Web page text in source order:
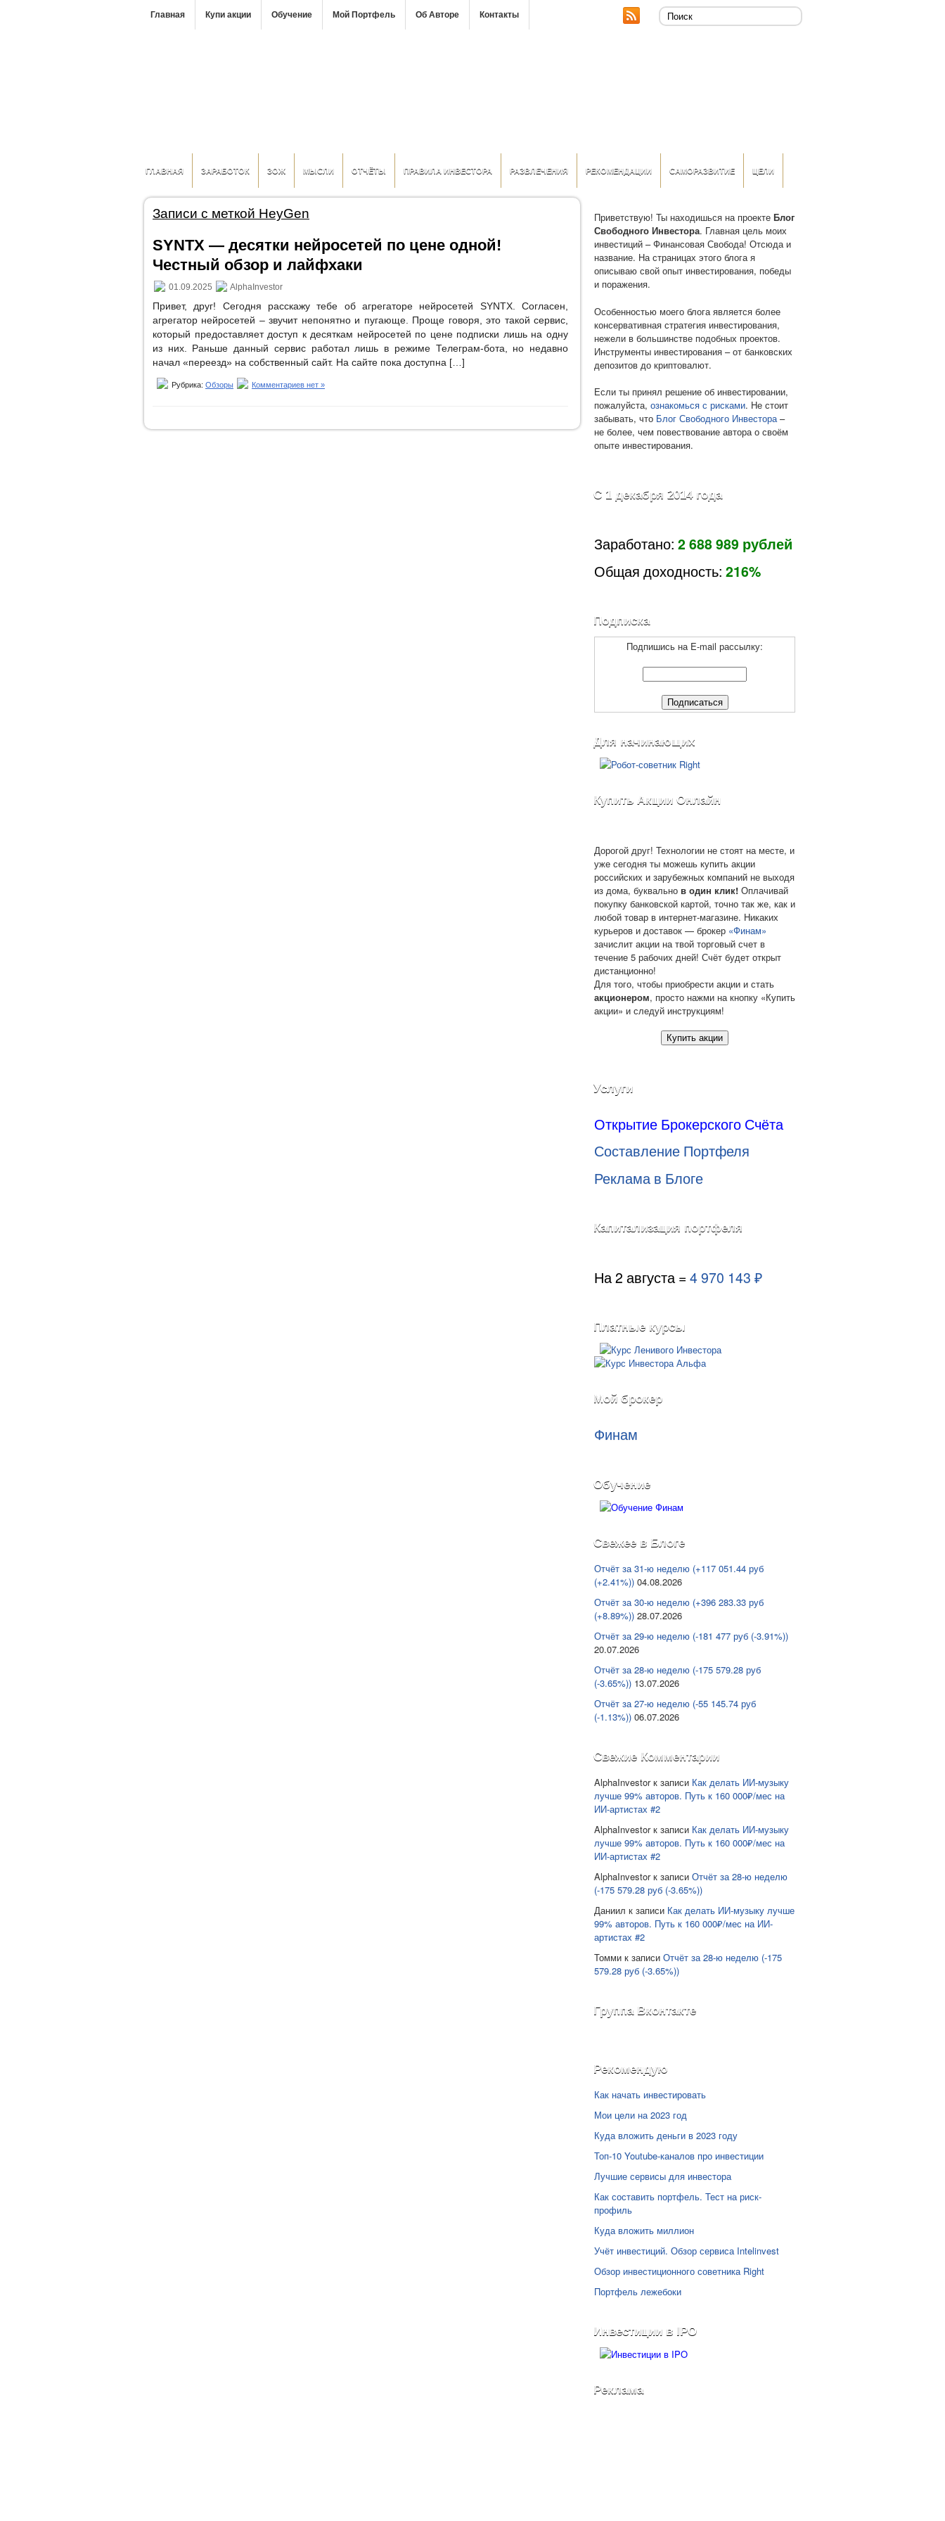
Главная Купи акции Обучение Мой Портфель Об Авторе Контакты
ГЛАВНАЯ ЗАРАБОТОК ЗОЖ МЫСЛИ ОТЧЁТЫ ПРАВИЛА ИНВЕСТОРА РАЗВЛЕЧЕНИЯ РЕКОМЕНДАЦИИ САМОРАЗВИТИЕ ЦЕЛИ
Записи с меткой HeyGen
SYNTX — десятки нейросетей по цене одной!
Честный обзор и лайфхаки
01.09.2025 AlphaInvestor
Привет, друг! Сегодня расскажу тебе об агрегаторе нейросетей SYNTX. Согласен,
агрегатор нейросетей – звучит непонятно и пугающе. Проще говоря, это такой сервис,
который предоставляет доступ к десяткам нейросетей по цене подписки лишь на одну
из них. Раньше данный сервис работал лишь в режиме Телеграм-бота, но недавно
начал «переезд» на собственный сайт. На сайте пока доступна […]
Рубрика: Обзоры Комментариев нет »
Приветствую! Ты находишься на проекте Блог
Свободного Инвестора. Главная цель моих
инвестиций – Финансовая Свобода! Отсюда и
название. На страницах этого блога я
описываю свой опыт инвестирования, победы
и поражения.
Особенностью моего блога является более
консервативная стратегия инвестирования,
нежели в большинстве подобных проектов.
Инструменты инвестирования – от банковских
депозитов до криптовалют.
Если ты принял решение об инвестировании,
пожалуйста, ознакомься с рисками. Не стоит
забывать, что Блог Свободного Инвестора–
не более, чем повествование автора о своём
опыте инвестирования.
С 1 декабря 2014 года
Заработано: 2 688 989 рублей
Общая доходность: 216%
Подписка
Подпишись на E-mail рассылку:
Для начинающих
Купить Акции Онлайн
Дорогой друг! Технологии не стоят на месте, и
уже сегодня ты можешь купить акции
российских и зарубежных компаний не выходя
из дома, буквально в один клик! Оплачивай
покупку банковской картой, точно так же, как и
любой товар в интернет-магазине. Никаких
курьеров и доставок — брокер «Финам»
зачислит акции на твой торговый счет в
течение 5 рабочих дней! Счёт будет открыт
дистанционно!
Для того, чтобы приобрести акции и стать
акционером, просто нажми на кнопку «Купить
акции» и следуй инструкциям!
Купить акции
Услуги
Открытие Брокерского Счёта
Составление Портфеля
Реклама в Блоге
Капитализация портфеля
На 2 августа = 4 970 143 ₽
Платные курсы
Мой брокер
Финам
Обучение
Свежее в Блоге
Отчёт за 31-ю неделю (+117 051.44 руб
(+2.41%)) 04.08.2026
Отчёт за 30-ю неделю (+396 283.33 руб
(+8.89%)) 28.07.2026
Отчёт за 29-ю неделю (-181 477 руб (-3.91%))
20.07.2026
Отчёт за 28-ю неделю (-175 579.28 руб
(-3.65%)) 13.07.2026
Отчёт за 27-ю неделю (-55 145.74 руб
(-1.13%)) 06.07.2026
Свежие Комментарии
AlphaInvestorк записи Как делать ИИ-музыку
лучше 99% авторов. Путь к 160 000₽/мес на
ИИ-артистах #2
AlphaInvestorк записи Как делать ИИ-музыку
лучше 99% авторов. Путь к 160 000₽/мес на
ИИ-артистах #2
AlphaInvestorк записи Отчёт за 28-ю неделю
(-175 579.28 руб (-3.65%))
Даниил к записи Как делать ИИ-музыку лучше
99% авторов. Путь к 160 000₽/мес на ИИ-
артистах #2
Томми к записи Отчёт за 28-ю неделю (-175
579.28 руб (-3.65%))
Группа Вконтакте
Рекомендую
Как начать инвестировать
Мои цели на 2023 год
Куда вложить деньги в 2023 году
Топ-10 Youtube-каналов про инвестиции
Лучшие сервисы для инвестора
Как составить портфель. Тест на риск-
профиль
Куда вложить миллион
Учёт инвестиций. Обзор сервиса Intelinvest
Обзор инвестиционного советника Right
Портфель лежебоки
Инвестиции в IPO
Реклама